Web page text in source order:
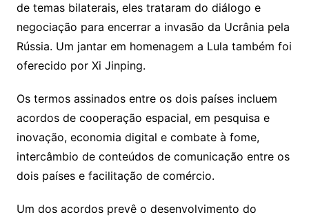
de temas bilaterais, eles trataram do diálogo e
negociação para encerrar a invasão da Ucrânia pela
Rússia. Um jantar em homenagem a Lula também foi
oferecido por Xi Jinping.
Os termos assinados entre os dois países incluem
acordos de cooperação espacial, em pesquisa e
inovação, economia digital e combate à fome,
intercâmbio de conteúdos de comunicação entre os
dois países e facilitação de comércio.
Um dos acordos prevê o desenvolvimento do